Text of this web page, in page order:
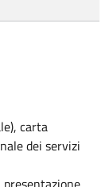
carta
dei servizi